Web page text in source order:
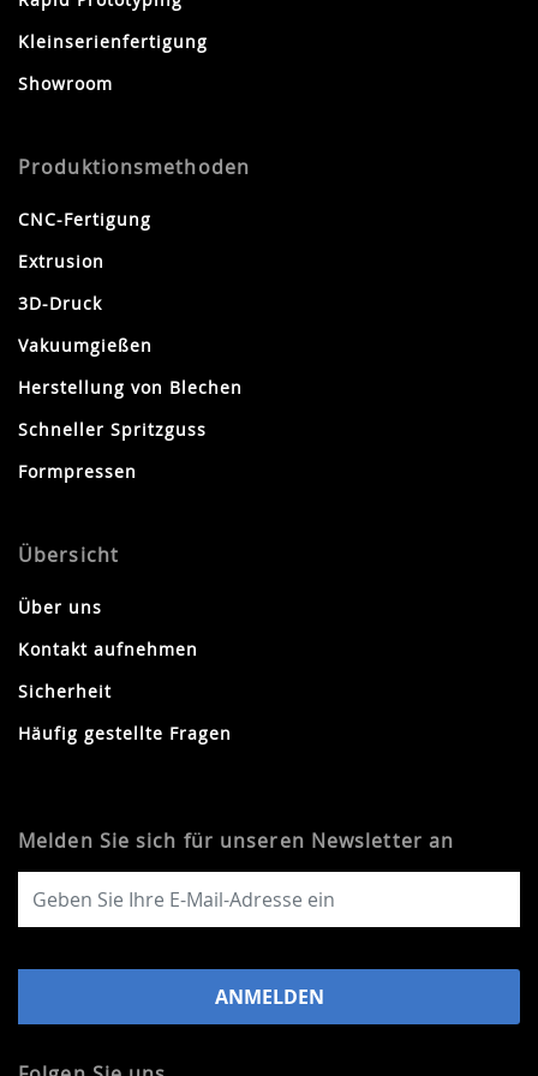
Kleinserienfertigung
Showroom
Produktionsmethoden
CNC-Fertigung
Extrusion
3D-Druck
Vakuumgießen
Herstellung von Blechen
Schneller Spritzguss
Formpressen
Übersicht
Über uns
Kontakt aufnehmen
Sicherheit
Häufig gestellte Fragen
Melden Sie sich für unseren Newsletter an